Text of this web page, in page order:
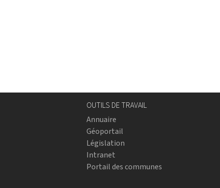
OUTILS DE TRAVAIL
Annuaire
Géoportail
Législation
Intranet
Portail des communes